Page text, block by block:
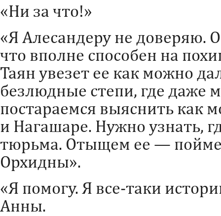
«Ни за что!»
«Я Алесандеру не доверяю.
что вполне способен на
Таян увезет ее как можно
безлюдные степи, где даже
постараемся выяснить как
и Нагашаре. Нужно узнать,
тюрьма. Отыщем ее —
Орхидны».
«Я помогу. Я все-таки
Анны.